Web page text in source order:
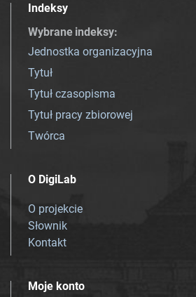
Indeksy
Wybrane indeksy:
Jednostka organizacyjna
Tytuł
Tytuł czasopisma
Tytuł pracy zbiorowej
Twórca
O DigiLab
O projekcie
Słownik
Kontakt
Moje konto